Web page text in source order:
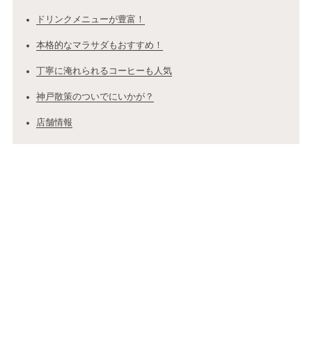
ドリンクメニューが豊富！
本格的なマラサダもおすすめ！
丁寧に淹れられるコーヒーも人気
神戸散策のついでにいかが？
店舗情報